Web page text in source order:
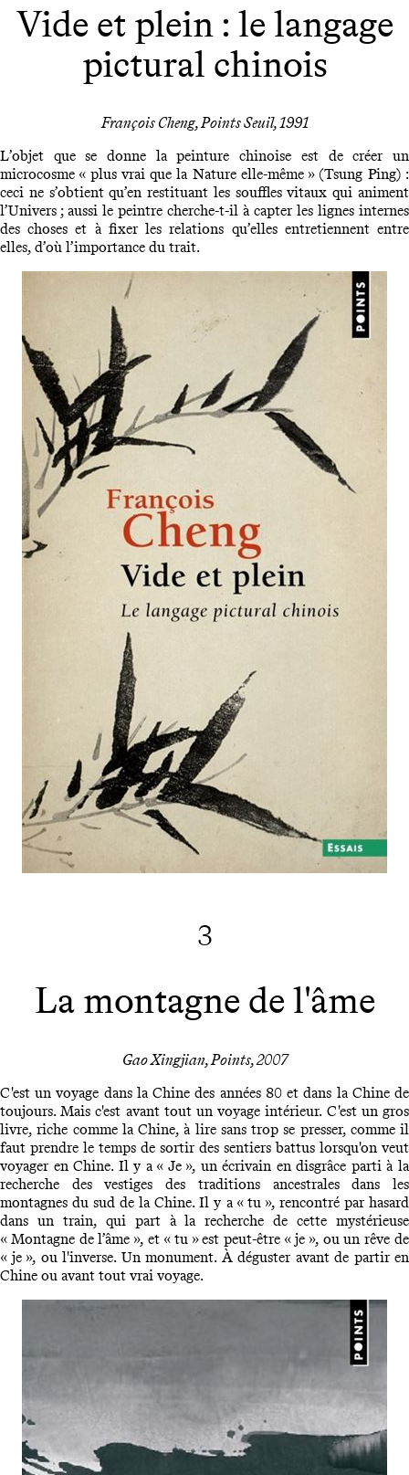
Vide et plein : le langage
pictural chinois
François Cheng, Points Seuil, 1991
L’objet que se donne la peinture chinoise est de créer un
microcosme « plus vrai que la Nature elle-même » (Tsung Ping) :
ceci ne s’obtient qu’en restituant les souffles vitaux qui animent
l’Univers ; aussi le peintre cherche-t-il à capter les lignes internes
des choses et à fixer les relations qu’elles entretiennent entre
elles, d’où l’importance du trait.
3
La montagne de l'âme
Gao Xingjian, Points, 2007
C'est un voyage dans la Chine des années 80 et dans la Chine de
toujours. Mais c'est avant tout un voyage intérieur. C'est un gros
livre, riche comme la Chine, à lire sans trop se presser, comme il
faut prendre le temps de sortir des sentiers battus lorsqu'on veut
voyager en Chine. Il y a « Je », un écrivain en disgrâce parti à la
recherche des vestiges des traditions ancestrales dans les
montagnes du sud de la Chine. Il y a « tu », rencontré par hasard
dans un train, qui part à la recherche de cette mystérieuse
« Montagne de l’âme », et « tu » est peut-être « je », ou un rêve de
« je », ou l'inverse. Un monument. À déguster avant de partir en
Chine ou avant tout vrai voyage.